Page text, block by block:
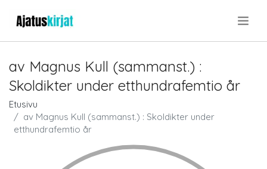
av Magnus Kull (sammanst.) :
Skoldikter under etthundrafemtio år
Etusivu
av Magnus Kull (sammanst.) : Skoldikter under
etthundrafemtio år